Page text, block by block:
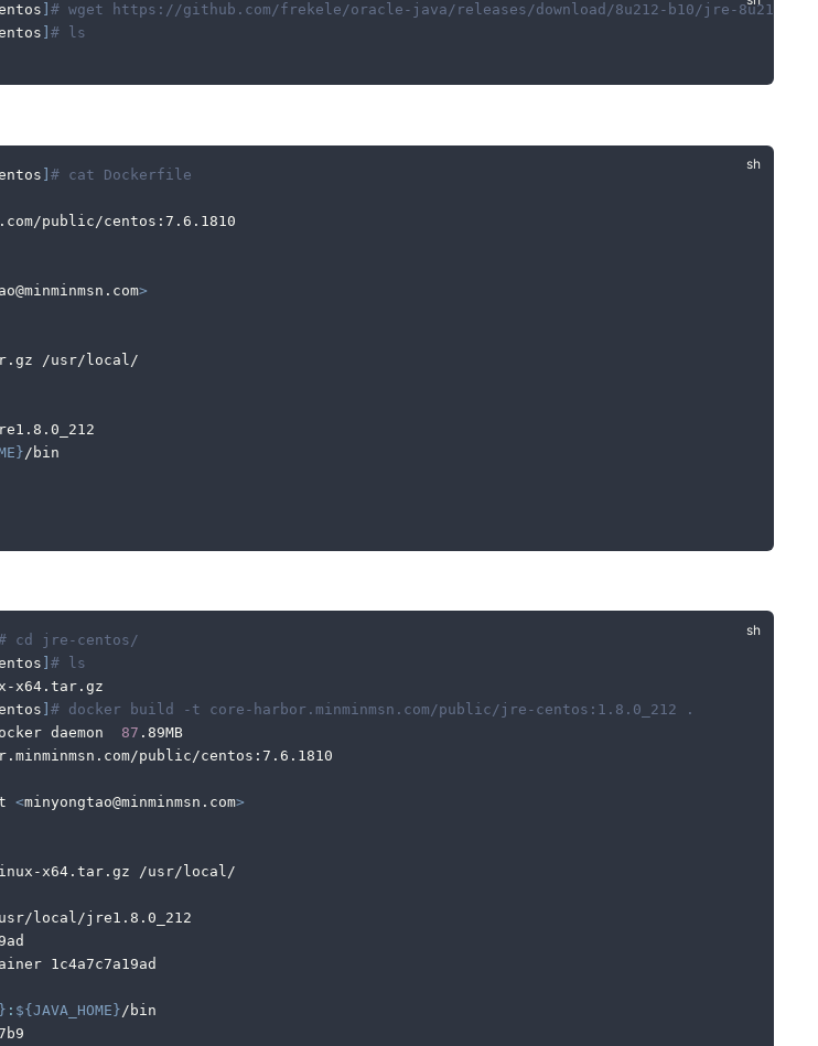
# wget https://github.com/frekele/oracle-java/releases/download/8u212-b10/jre-8u212-
# ls
] # cat Dockerfile
public/centos:7.6.1810
>
/usr/local/
/bin
cd jre-centos/
# ls
x64.tar.gz
# docker build -t core-harbor.minminmsn.com/public/jre-centos:1.8.0_212 .
daemon 87 .89MB
public/centos:7.6.1810
<minyongtao@minminmsn.com>
x64.tar.gz /usr/local/
/usr/local/jre1.8.0_212
1c4a7c7a19ad
} : ${JAVA_HOME} /bin